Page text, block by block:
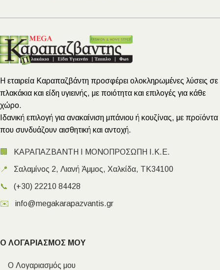
Η εταιρεία Καραπαζβάντη προσφέρει ολοκληρωμένες λύσεις σε
πλακάκια και είδη υγιεινής, με ποιότητα και επιλογές για κάθε
χώρο.
Ιδανική επιλογή για ανακαίνιση μπάνιου ή κουζίνας, με προϊόντα
που συνδυάζουν αισθητική και αντοχή.
🏢 ΚΑΡΑΠΑΖΒΑΝΤΗ Ι ΜΟΝΟΠΡΟΣΩΠΗ Ι.Κ.Ε.
📍 Σαλαμίνος 2, Λιανή Άμμος, Χαλκίδα, ΤΚ34100
📞 (+30) 22210 84428
✉️ info@megakarapazvantis.gr
Ο ΛΟΓΑΡΙΑΣΜΟΣ ΜΟΥ
Ο Λογαριασμός μου